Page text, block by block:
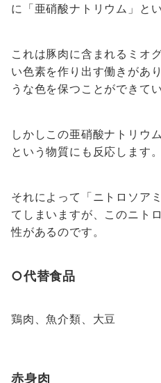
に「亜硝酸ナトリウム」と
これは豚肉に含まれるミオ
い色素を作り出す働きがあ
うな色を保つことができて
しかしこの亜硝酸ナトリウ
という物質にも反応します。
それによって「ニトロソア
てしまいますが、このニト
性があるのです。
○代替食品
鶏肉、魚介類、大豆
赤身肉